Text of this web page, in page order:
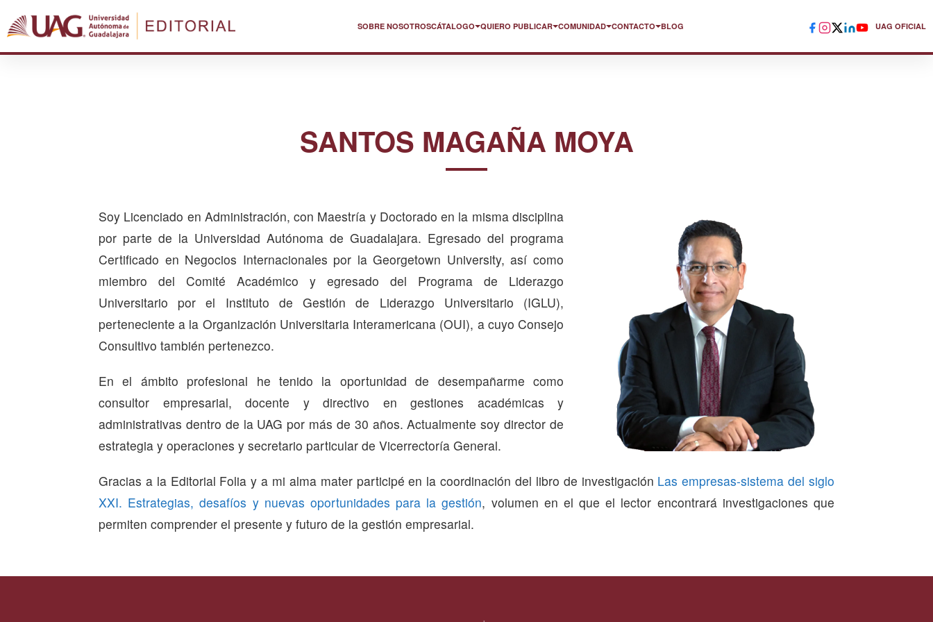
SOBRE NOSOTROSCÁTALOGO QUIERO PUBLICAR COMUNIDAD CONTACTO BLOG UAG OFICIAL
SANTOS MAGAÑA MOYA
Soy Licenciado en Administración, con Maestría y Doctorado en la misma disciplina
por parte de la Universidad Autónoma de Guadalajara. Egresado del programa
Certificado en Negocios Internacionales por la Georgetown University, así como
miembro del Comité Académico y egresado del Programa de Liderazgo
Universitario por el Instituto de Gestión de Liderazgo Universitario (IGLU),
perteneciente a la Organización Universitaria Interamericana (OUI), a cuyo Consejo
Consultivo también pertenezco.
En el ámbito profesional he tenido la oportunidad de desempañarme como
consultor empresarial, docente y directivo en gestiones académicas y
administrativas dentro de la UAG por más de 30 años. Actualmente soy director de
estrategia y operaciones y secretario particular de Vicerrectoría General.
Gracias a la Editorial Folia y a mi alma mater participé en la coordinación del libro de investigación Las empresas-sistema del siglo
XXI. Estrategias, desafíos y nuevas oportunidades para la gestión, volumen en el que el lector encontrará investigaciones que
permiten comprender el presente y futuro de la gestión empresarial.